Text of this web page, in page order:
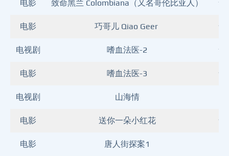
电影 致命黑兰 Colombiana（又名哥伦比亚人）
电影 巧哥儿 Qiao Geer
电视剧 嗜血法医-2
电影 嗜血法医-3
电视剧 山海情
电影 送你一朵小红花
电影 唐人街探案1